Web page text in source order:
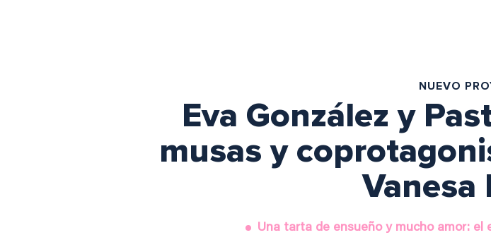
NUEVO
Eva González y
musas y
Vanesa
Una tarta de ensueño y mucho amor: el